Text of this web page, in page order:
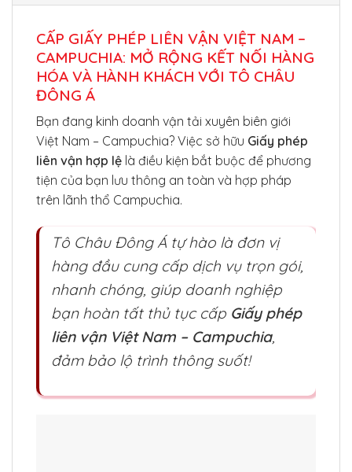
CẤP GIẤY PHÉP LIÊN VẬN VIỆT NAM –
CAMPUCHIA: MỞ RỘNG KẾT NỐI HÀNG
HÓA VÀ HÀNH KHÁCH VỚI TÔ CHÂU
ĐÔNG Á
Bạn đang kinh doanh vận tải xuyên biên giới
Việt Nam – Campuchia? Việc sở hữu Giấy phép
liên vận hợp lệ là điều kiện bắt buộc để phương
tiện của bạn lưu thông an toàn và hợp pháp
trên lãnh thổ Campuchia.
Tô Châu Đông Á tự hào là đơn vị
hàng đầu cung cấp dịch vụ trọn gói,
nhanh chóng, giúp doanh nghiệp
bạn hoàn tất thủ tục cấp Giấy phép
liên vận Việt Nam – Campuchia,
đảm bảo lộ trình thông suốt!